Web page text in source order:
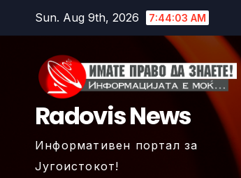
Sun. Aug 9th, 2026 7:44:04 AM
Radovis News
Информативен портал за
Југоистокот!